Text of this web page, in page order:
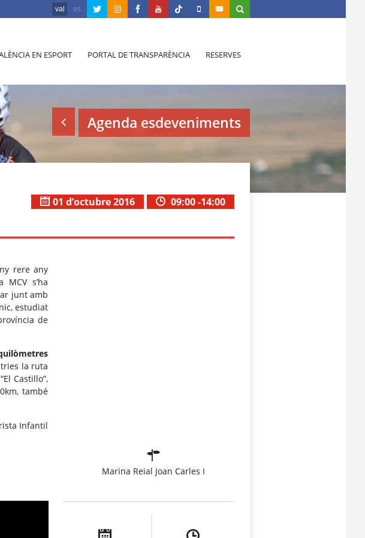
val es
EN ESPORT PORTAL DE TRANSPARÈNCIA RESERVES
Agenda esdeveniments
09:00 -14:00
01 d’octubre 2016
rere any
s’ha
junt amb
estudiat
de
la ruta
Castillo”,
també
Infantil
Marina Reial Joan Carles I